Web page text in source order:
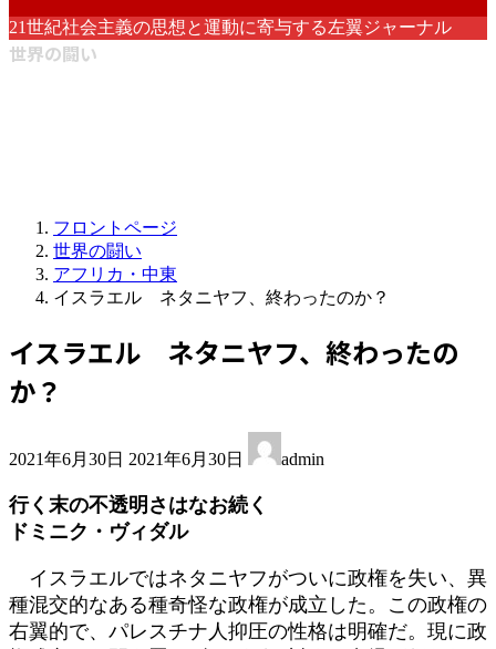
21世紀社会主義の思想と運動に寄与する左翼ジャーナル
世界の闘い
フロントページ
世界の闘い
アフリカ・中東
イスラエル ネタニヤフ、終わったのか？
イスラエル ネタニヤフ、終わったの
か？
2021年6月30日 終
新
日
:
2021年6月30日 admin
行く末の不透明さはなお続く
ドミニク・ヴィダル
イスラエルではネタニヤフがついに政権を失い、異
種混交的なある種奇怪な政権が成立した。この政権の
右翼的で、パレスチナ人抑圧の性格は明確だ。現に政